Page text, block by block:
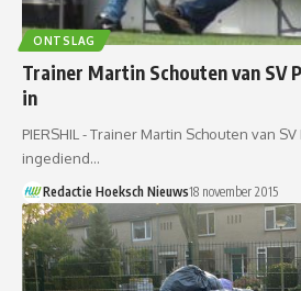
ONTSLAG
Trainer Martin Schouten van SV
in
PIERSHIL - Trainer Martin Schouten van
ingediend…
Redactie Hoeksch Nieuws18 november 2015